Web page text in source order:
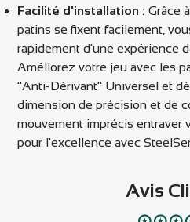
Facilité d'installation : Grâce
patins se fixent facilement,
rapidement d'une expérience
Améliorez votre jeu avec les
"Anti-Dérivant" Universel et
dimension de précision et de
mouvement imprécis entraver
pour l'excellence avec
Avis